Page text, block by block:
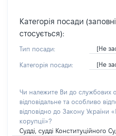
Категорія посади
стосується):
Тип посади: [Не
Категорія посади: [Не
Чи належите Ви до службових
відповідальне та особливо
відповідно до Закону України
корупції»?
Судді, судді Конституційного